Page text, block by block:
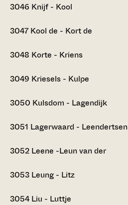
3046 Knijf - Kool
3047 Kool de - Kort de
3048 Korte - Kriens
3049 Kriesels - Kulpe
3050 Kulsdom - Lagendijk
3051 Lagerwaard - Leendertsen
3052 Leene -Leun van der
3053 Leung - Litz
3054 Liu - Luttje